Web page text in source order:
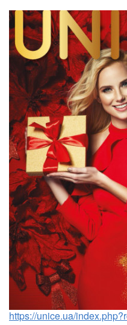
https://unice.ua/